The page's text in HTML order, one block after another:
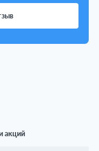
акций